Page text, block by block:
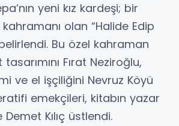
yeni kız kardeşi; bir
kahramanı olan “Halide Edip
Bu özel kahraman
Fırat Neziroğlu,
ve el işçiliğini Nevruz Köyü
emekçileri, kitabın yazar
Kılıç üstlendi.